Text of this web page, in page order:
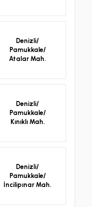
Denizli/
Pamukkale/
Atalar Mah.
Denizli/
Pamukkale/
Kınıklı Mah.
Denizli/
Pamukkale/
İncilipınar Mah.